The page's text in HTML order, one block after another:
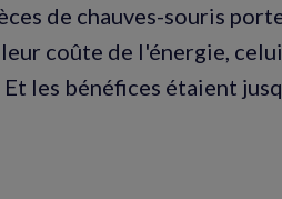
de chauves-souris
coûte de l'énergie,
les bénéfices étaient